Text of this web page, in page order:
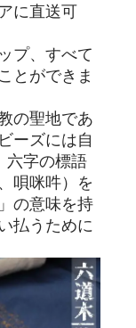
に直送可
プ、すべて
とができま
の聖地であ
ーズには自
六字の標語
唄咪吽）を
の意味を持
払うために